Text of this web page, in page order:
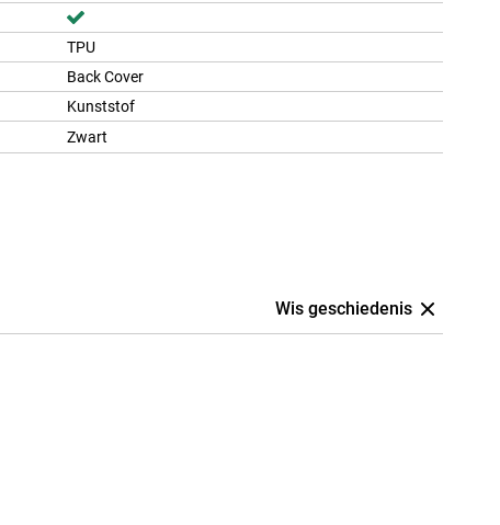
TPU
Back Cover
Kunststof
Zwart
Wis geschiedenis